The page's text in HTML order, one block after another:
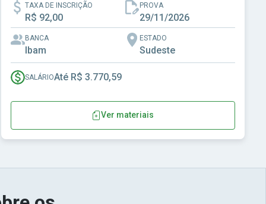
TAXA DE INSCRIÇÃO
R$ 92,00
PROVA
29/11/2026
BANCA
Ibam
ESTADO
Sudeste
SALÁRIOAté R$ 3.770,59
Ver materiais